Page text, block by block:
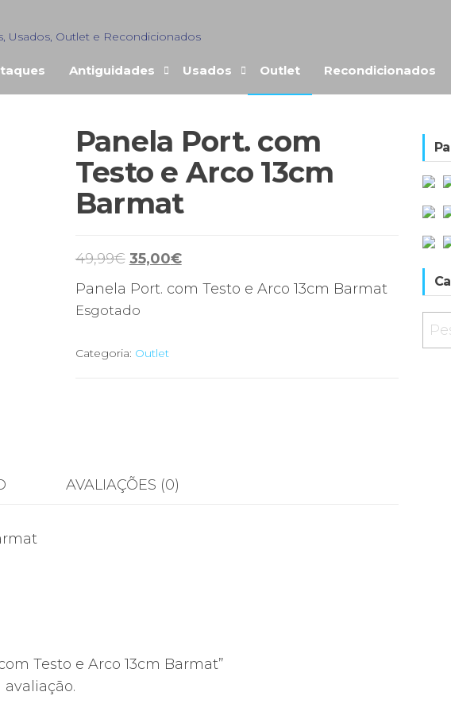
Usados, Outlet e Recondicionados
Antiguidades Usados Outlet Recondicionados
Panela Port. com
Testo e Arco 13cm
Barmat
49,99€ O
preço
original
49,99€.
35,00€O
preço
Panela Port. com Testo e Arco 13cm Barmat
Esgotado
Categoria: Outlet
AVALIAÇÕES (0)
Testo e Arco 13cm Barmat”
por: